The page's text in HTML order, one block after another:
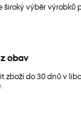
široký výběr výrobků
obav
zboží do 30 dnů v